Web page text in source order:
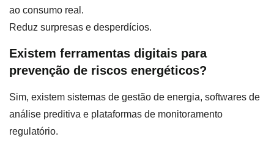
ao consumo real.
Reduz surpresas e desperdícios.
Existem ferramentas digitais para
prevenção de riscos energéticos?
Sim, existem sistemas de gestão de energia, softwares de
análise preditiva e plataformas de monitoramento
regulatório.